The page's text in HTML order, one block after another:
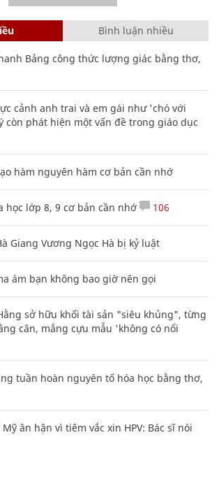
Bình luận nhiều
Bảng công thức lượng giác bằng thơ,
cảnh anh trai và em gái như 'chó với
còn phát hiện một vấn đề trong giáo dục
hàm nguyên hàm cơ bản cần nhớ
học lớp 8, 9 cơ bản cần nhớ 106
Giang Vương Ngọc Hà bị kỷ luật
ám bạn không bao giờ nên gọi
sở hữu khối tài sản "siêu khủng", từng
cân, mắng cựu mẫu 'không có nổi
tuần hoàn nguyên tố hóa học bằng thơ,
ân hận vì tiêm vắc xin HPV: Bác sĩ nói